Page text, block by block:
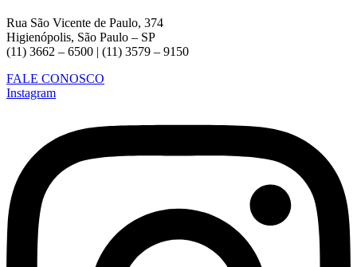
Rua São Vicente de Paulo, 374
Higienópolis, São Paulo – SP
(11) 3662 – 6500 | (11) 3579 – 9150
FALE CONOSCO
Instagram